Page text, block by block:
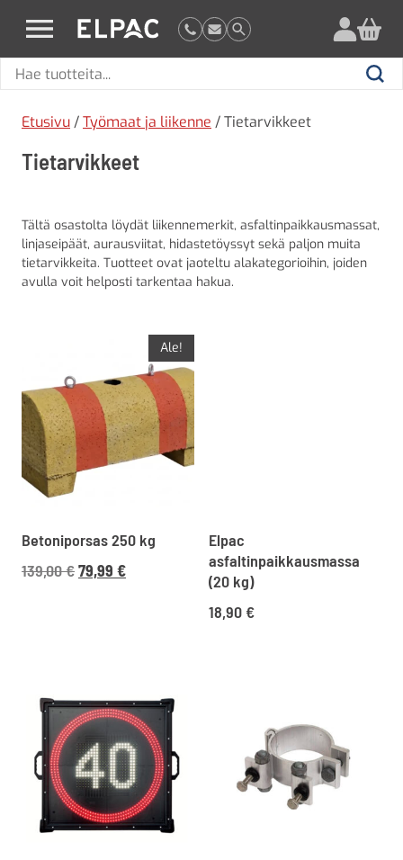
elpac.fi
Hae
Hae
Etusivu /Työmaat ja liikenne / Tietarvikkeet
Tietarvikkeet
Tältä osastolta löydät liikennemerkit, asfaltinpaikkausmassat,
linjaseipäät, aurausviitat, hidastetöyssyt sekä paljon muita
tietarvikkeita. Tuotteet ovat jaoteltu alakategorioihin, joiden
avulla voit helposti tarkentaa hakua.
Ale!
Betoniporsas 250 kg
139,00€Alkuperäinen
79,99 €Nykyinen
Elpac
asfaltinpaikkausmassa
(20 kg)
18,90 €